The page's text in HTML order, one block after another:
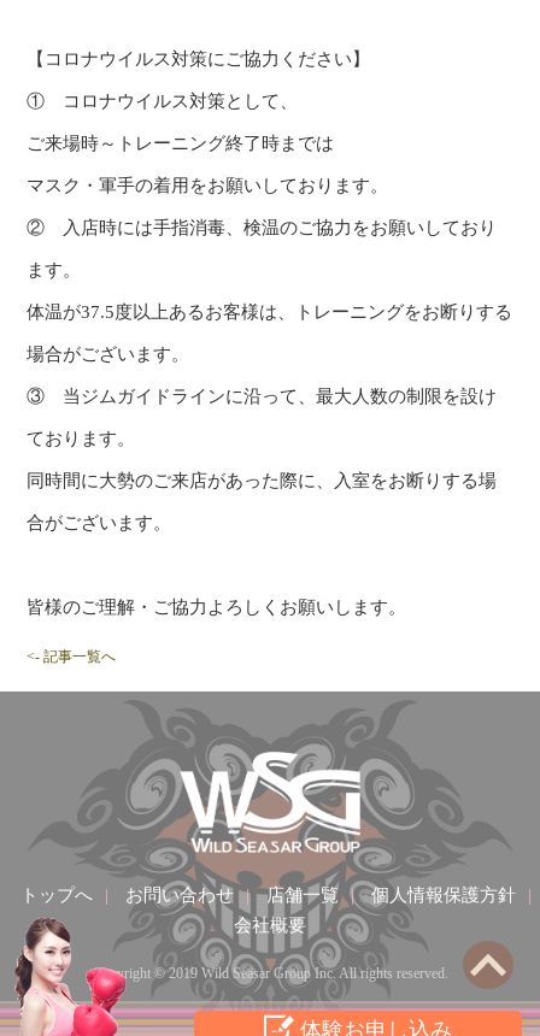
体験お申し込み
【コロナウイルス対策にご協力ください】
① コロナウイルス対策として、
ご来場時～トレーニング終了時までは
マスク・軍手の着用をお願いしております。
② 入店時には手指消毒、検温のご協力をお願いしており
ます。
体温が37.5度以上あるお客様は、トレーニングをお断りする
場合がございます。
③ 当ジムガイドラインに沿って、最大人数の制限を設け
ております。
同時間に大勢のご来店があった際に、入室をお断りする場
合がございます。
皆様のご理解・ご協力よろしくお願いします。
<- 記事一覧へ
トップへ | お問い合わせ | 店舗一覧 | 個人情報保護方針
|
会社概要
Copyright © 2019 Wild Seasar Group Inc. All rights reserved.